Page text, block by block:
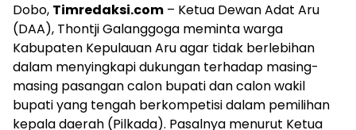
Dobo, Timredaksi.com – Ketua Dewan Adat Aru
(DAA), Thontji Galanggoga meminta warga
Kabupaten Kepulauan Aru agar tidak berlebihan
dalam menyingkapi dukungan terhadap masing-
masing pasangan calon bupati dan calon wakil
bupati yang tengah berkompetisi dalam pemilihan
kepala daerah (Pilkada). Pasalnya menurut Ketua